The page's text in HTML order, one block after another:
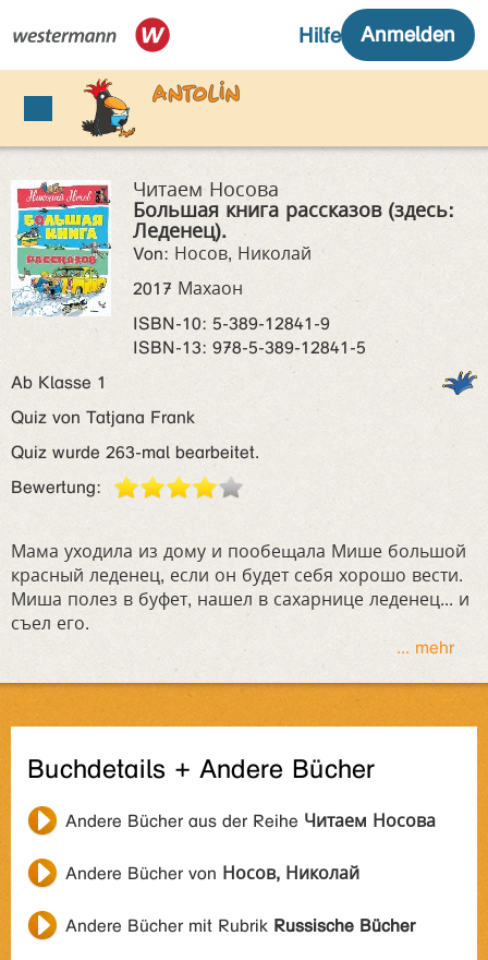
Читаем Носова
Большая книга рассказов (здесь:
Леденец).
Von: Носов, Николай
2017 Махаон
ISBN‑10: 5-389-12841-9
ISBN‑13: 978-5-389-12841-5
Ab Klasse 1
Quiz von Tatjana Frank
Quiz wurde 263-mal bearbeitet.
Bewertung:
Мама уходила из дому и пообещала Мише большой
красный леденец, если он будет себя хорошо вести.
Миша полез в буфет, нашел в сахарнице леденец... и
съел его.
... mehr
Buchdetails + Andere Bücher
Andere Bücher aus der Reihe Читаем Носова
Andere Bücher von Носов, Николай
Andere Bücher mit Rubrik Russische Bücher